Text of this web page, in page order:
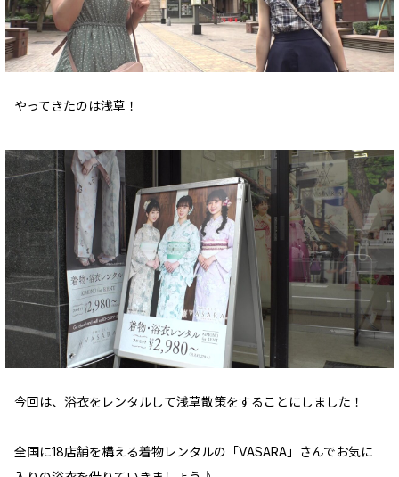
やってきたのは浅草！
今回は、浴衣をレンタルして浅草散策をすることにしました！
全国に18店舗を構える着物レンタルの「VASARA」さんでお気に